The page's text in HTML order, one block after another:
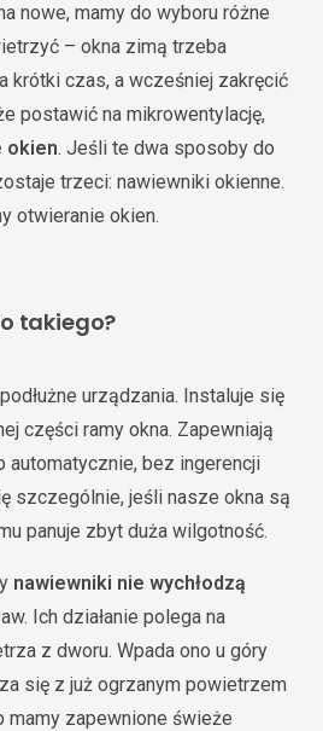
nowe, mamy do wyboru różne
– okna zimą trzeba
krótki czas, a wcześniej zakręcić
postawić na mikrowentylację,
okien. Jeśli te dwa sposoby do
trzeci: nawiewniki okienne.
otwieranie okien.
takiego?
urządzania. Instaluje się
części ramy okna. Zapewniają
automatycznie, bez ingerencji
szczególnie, jeśli nasze okna są
panuje zbyt duża wilgotność.
nawiewniki nie wychłodzą
Ich działanie polega na
z dworu. Wpada ono u góry
się z już ogrzanym powietrzem
mamy zapewnione świeże